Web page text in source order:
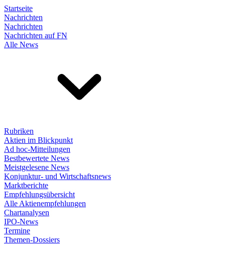
Startseite
Nachrichten
Nachrichten
Nachrichten auf FN
Alle News
Rubriken
Aktien im Blickpunkt
Ad hoc-Mitteilungen
Bestbewertete News
Meistgelesene News
Konjunktur- und Wirtschaftsnews
Marktberichte
Empfehlungsübersicht
Alle Aktienempfehlungen
Chartanalysen
IPO-News
Termine
Themen-Dossiers